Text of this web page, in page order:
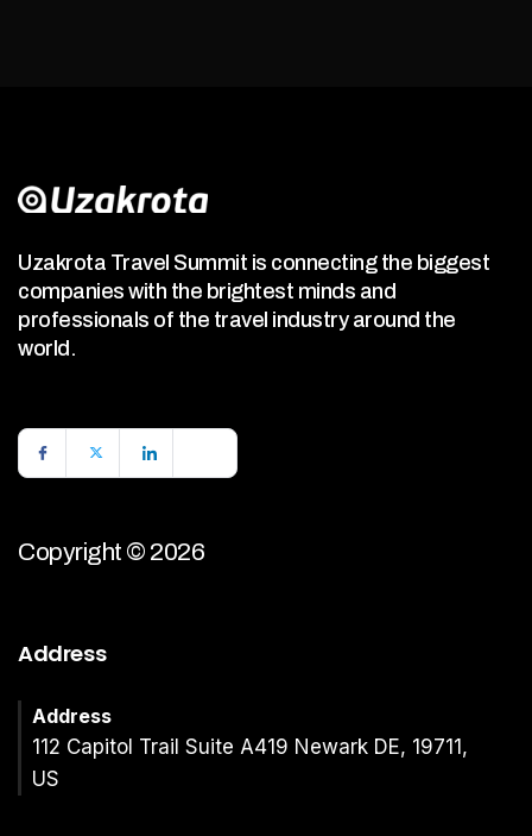
Uzakrota Travel Summit is connecting the biggest
companies with the brightest minds and
professionals of the travel industry around the
world.
Copyright © 2026
Address
Address
112 Capitol Trail Suite A419 Newark DE, 19711,
US